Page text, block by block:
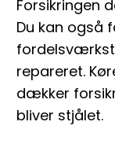
Forsikringen
Du kan også
repareret.
dækker
bliver stjålet.